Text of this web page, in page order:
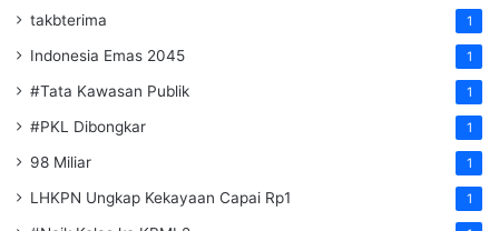
takbterima 1
Indonesia Emas 2045 1
#Tata Kawasan Publik 1
#PKL Dibongkar 1
98 Miliar 1
LHKPN Ungkap Kekayaan Capai Rp1 1